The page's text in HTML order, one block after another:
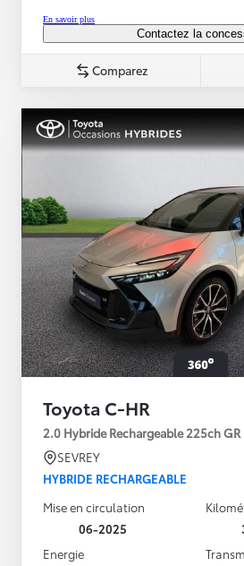
En savoir plus
Contactez la
Comparez
Toyota C-HR
2.0 Hybride Rechargeable 225ch GR
SEVREY
HYBRIDE RECHARGEABLE
Mise en circulation
06-2025
Energie